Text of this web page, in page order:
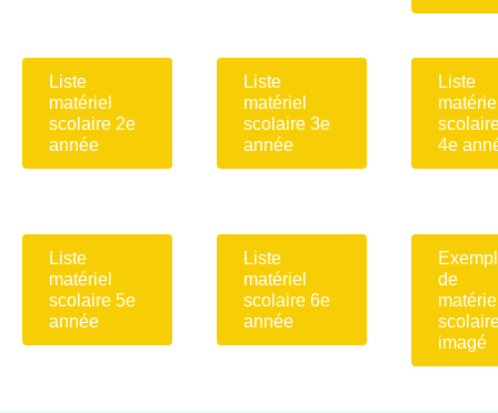
Liste
matériel
scolaire 2e
année
Liste
matériel
scolaire 3e
année
Liste
4e
Liste
matériel
scolaire 5e
année
Liste
matériel
scolaire 6e
année
de
imagé